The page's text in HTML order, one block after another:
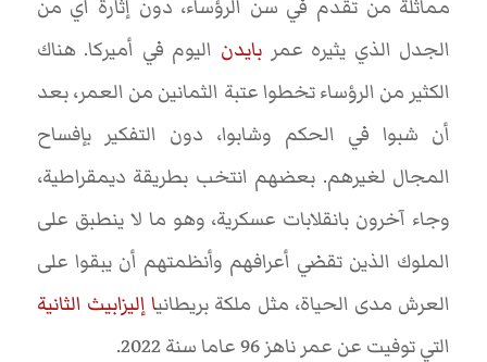
مماثلة من تقدم في سن الرؤساء، دون إثارة أي من
الجدل الذي يثيره عمر بايدن اليوم في أميركا. هناك
الكثير من الرؤساء تخطوا عتبة الثمانين من العمر، بعد
أن شبوا في الحكم وشابوا، دون التفكير بإفساح
المجال لغيرهم. بعضهم انتخب بطريقة ديمقراطية،
وجاء آخرون بانقلابات عسكرية، وهو ما لا ينطبق على
الملوك الذين تقضي أعرافهم وأنظمتهم أن يبقوا على
العرش مدى الحياة، مثل ملكة بريطانيا إليزابيث الثانية
التي توفيت عن عمر ناهز 96 عاما سنة 2022.